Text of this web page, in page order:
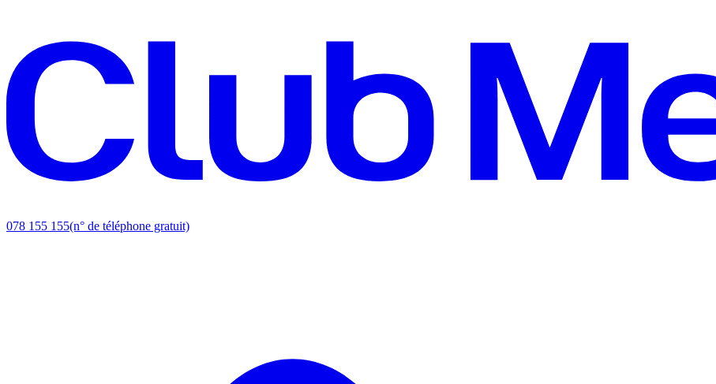
078 155 155(n° de téléphone gratuit)